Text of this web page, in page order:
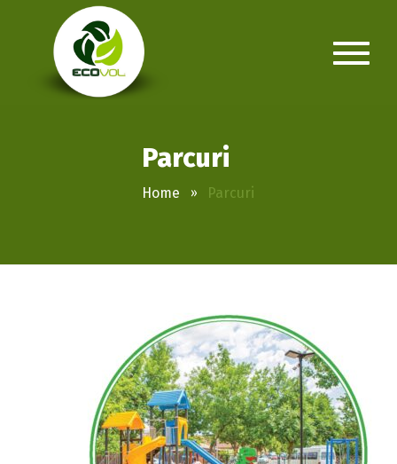
Parcuri
Home Parcuri